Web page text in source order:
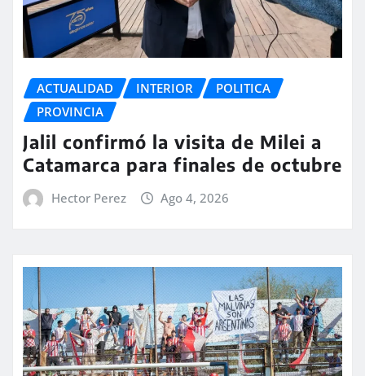
ACTUALIDAD INTERIOR
POLITICA
PROVINCIA
Jalil confirmó la visita de Milei a
Catamarca para finales de octubre
Hector Perez Ago 4, 2026